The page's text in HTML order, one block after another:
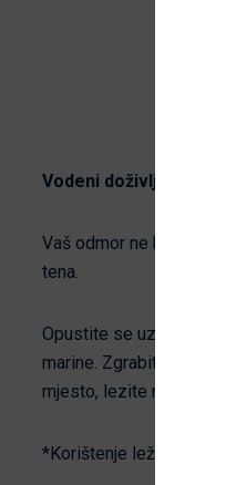
Vodeni doživljaj.
Vaš odmor ne bi bio
tena.
Opustite se uz bazen ili
marine. Zgrabite
mjesto, lezite na ležaljku i
*Korištenje ležaljki